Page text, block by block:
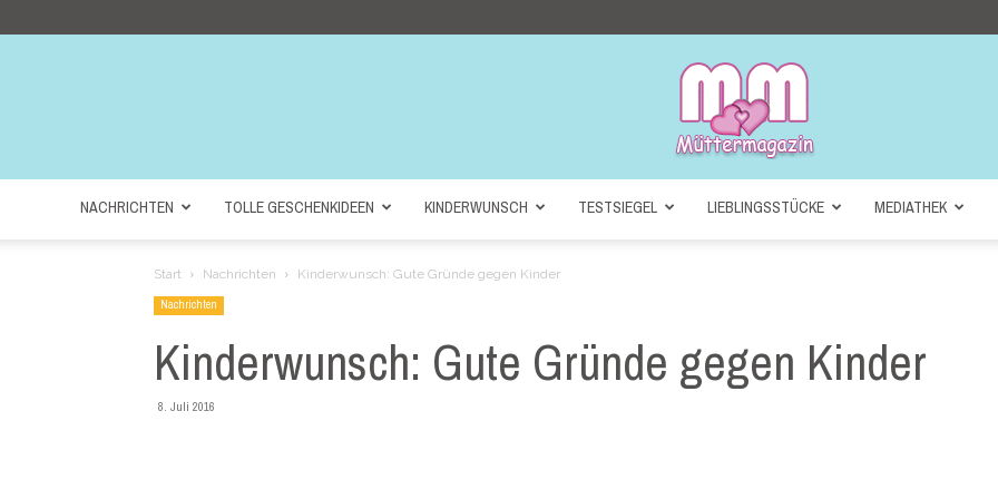
NACHRICHTEN TOLLE GESCHENKIDEEN KINDERWUNSCH TESTSIEGEL LIEBLINGSSTÜCKE MEDIATHEK
Start Nachrichten Kinderwunsch: Gute Gründe gegen Kinder
Nachrichten
Kinderwunsch: Gute Gründe gegen Kinder
8. Juli 2016